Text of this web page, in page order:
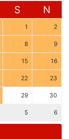
S N
1 2
8 9
15 16
22 23
29 30
5 6